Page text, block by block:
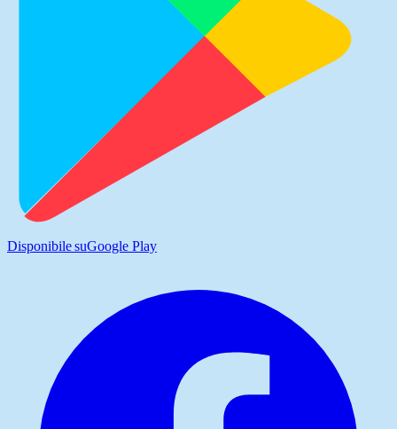
Disponibile suGoogle Play